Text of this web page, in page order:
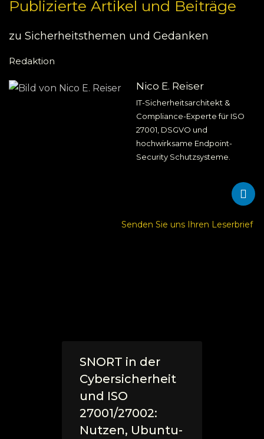
Publizierte Artikel und Beiträge
zu Sicherheitsthemen und Gedanken
Redaktion
Nico E. Reiser
IT-Sicherheitsarchitekt &
Compliance-Experte für ISO
27001, DSGVO und
hochwirksame Endpoint-
Security Schutzsysteme.
Senden Sie uns Ihren Leserbrief
SNORT in der
Cybersicherheit
und ISO
27001/27002:
Nutzen, Ubuntu-